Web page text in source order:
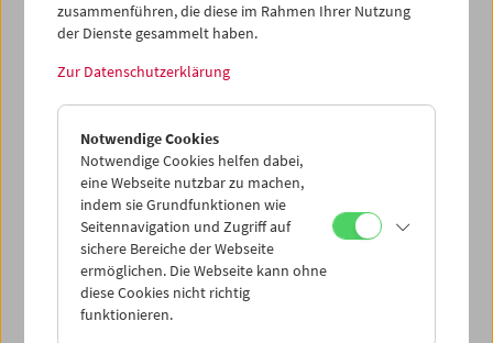
Tribute to Xhanfise Keko
zusammenführen, die diese im Rahmen Ihrer Nutzung
der Dienste gesammelt haben.
Zur Datenschutzerklärung
Notwendige Cookies
Notwendige Cookies helfen dabei,
eine Webseite nutzbar zu machen,
indem sie Grundfunktionen wie
Seitennavigation und Zugriff auf
sichere Bereiche der Webseite
ermöglichen. Die Webseite kann ohne
diese Cookies nicht richtig
funktionieren.